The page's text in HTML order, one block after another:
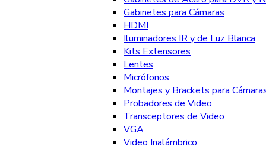
Gabinetes para Cámaras
HDMI
Iluminadores IR y de Luz Blanca
Kits Extensores
Lentes
Micrófonos
Montajes y Brackets para
Probadores de Video
Transceptores de Video
VGA
Video Inalámbrico